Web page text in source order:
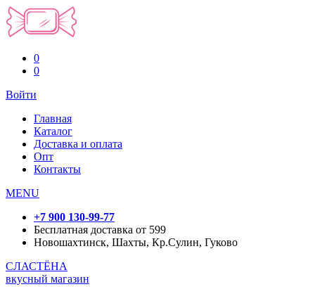
0
0
Войти
Главная
Каталог
Доставка и оплата
Опт
Контакты
MENU
+7 900 130-99-77
Бесплатная доставка от 599
Новошахтинск, Шахты, Кр.Сулин, Гуково
СЛАСТЁНА
вкусный магазин